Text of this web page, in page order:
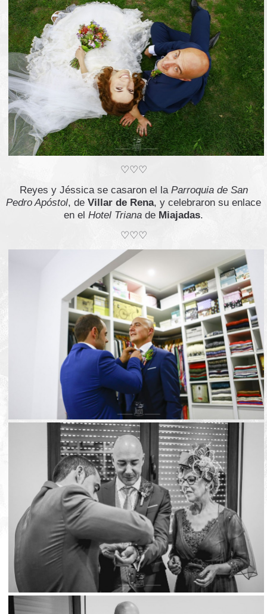
♡♡♡
Reyes y Jéssica se casaron el la Parroquia de San
Pedro Apóstol, de Villar de Rena, y celebraron su enlace
en el Hotel Triana de Miajadas.
♡♡♡